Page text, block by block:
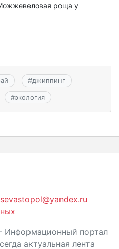
роща у
#джиппинг
#экология
Информационный портал
актуальная лента